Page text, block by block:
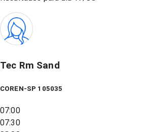
Tec Rm Sand
COREN-SP 105035
07:00
07:30